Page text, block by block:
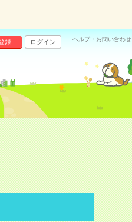
録 ログイン ヘルプ・お問い合わせ